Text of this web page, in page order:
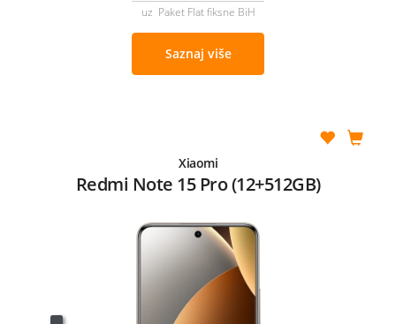
uz Paket Flat fiksne BiH
Saznaj više
Xiaomi
Redmi Note 15 Pro (12+512GB)